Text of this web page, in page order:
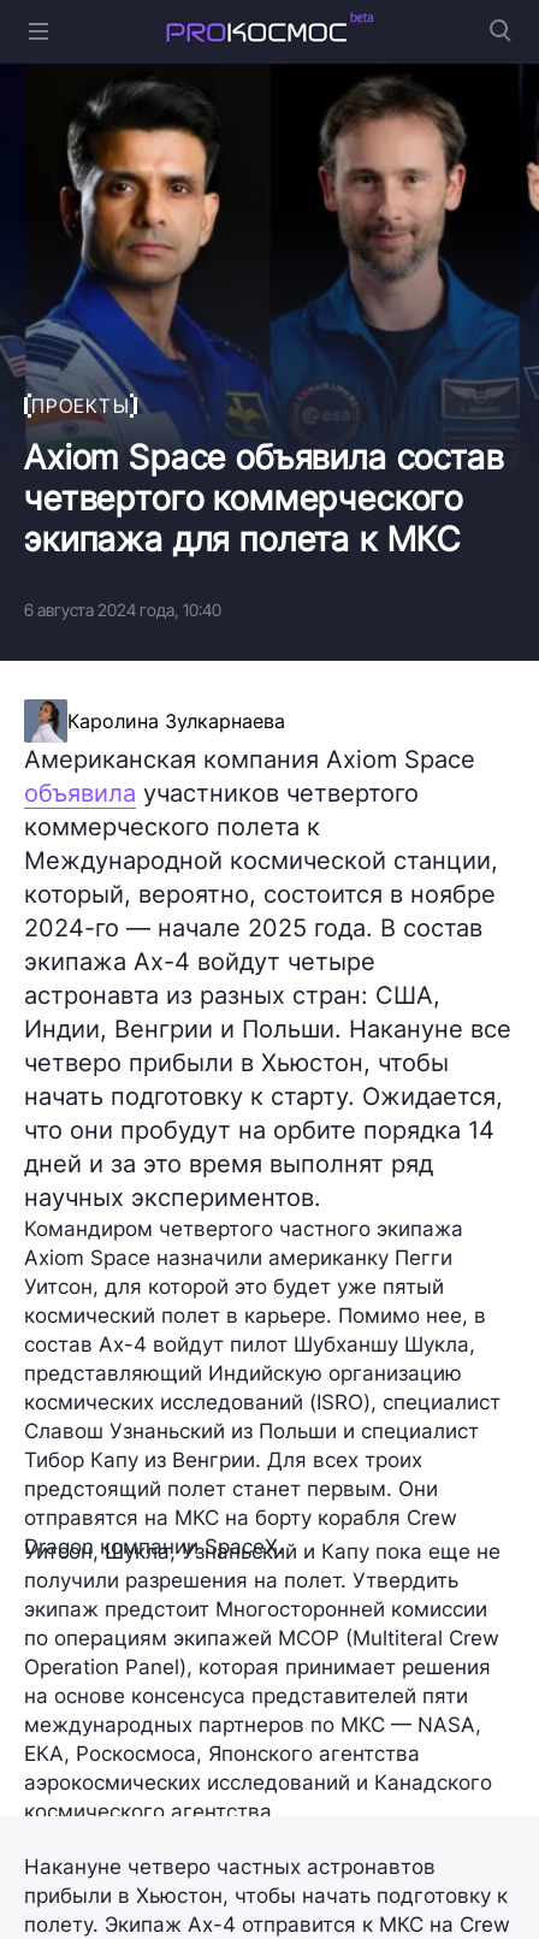
ПРОЕКТЫ
Axiom Space объявила состав
четвертого коммерческого
экипажа для полета к МКС
6 августа 2024 года, 10:40
Каролина Зулкарнаева
Американская компания Axiom Space
объявила участников четвертого
коммерческого полета к
Международной космической станции,
который, вероятно, состоится в ноябре
2024-го — начале 2025 года. В состав
экипажа Ax-4 войдут четыре
астронавта из разных стран: США,
Индии, Венгрии и Польши. Накануне все
четверо прибыли в Хьюстон, чтобы
начать подготовку к старту. Ожидается,
что они пробудут на орбите порядка 14
дней и за это время выполнят ряд
научных экспериментов.
Командиром четвертого частного экипажа
Axiom Space назначили американку Пегги
Уитсон, для которой это будет уже пятый
космический полет в карьере. Помимо нее, в
состав Ax-4 войдут пилот Шубханшу Шукла,
представляющий Индийскую организацию
космических исследований (ISRO), специалист
Славош Узнаньский из Польши и специалист
Тибор Капу из Венгрии. Для всех троих
предстоящий полет станет первым. Они
отправятся на МКС на борту корабля Crew
Dragon компании SpaceX.
Уитсон, Шукла, Узнаньский и Капу пока еще не
получили разрешения на полет. Утвердить
экипаж предстоит Многосторонней комиссии
по операциям экипажей MCOP (Multiteral Crew
Operation Panel), которая принимает решения
на основе консенсуса представителей пяти
международных партнеров по МКС — NASA,
ЕКА, Роскосмоса, Японского агентства
аэрокосмических исследований и Канадского
космического агентства.
Накануне четверо частных астронавтов
прибыли в Хьюстон, чтобы начать подготовку к
полету. Экипаж Ax-4 отправится к МКС на Crew